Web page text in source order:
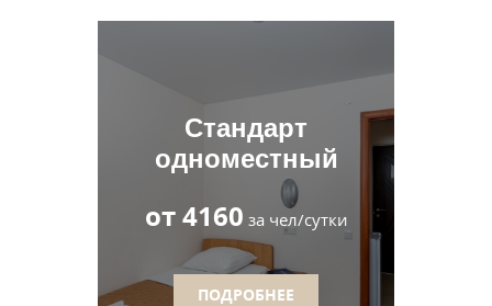
Стандарт
одноместный
от 4160 за чел/сутки
ПОДРОБНЕЕ